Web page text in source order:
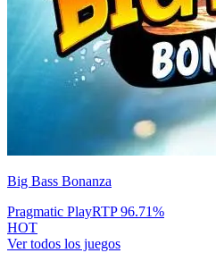
Big Bass Bonanza
Pragmatic PlayRTP96.71%
HOT
Ver todos los juegos